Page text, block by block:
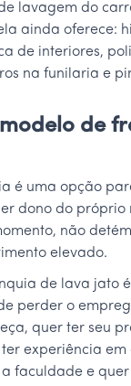
lavagem do
ainda oferece:
de interiores,
na funilaria e
de
é uma opção
dono do próprio
não
elevado.
de lava jato
perder o
quer ter seu
experiência em
faculdade e quer